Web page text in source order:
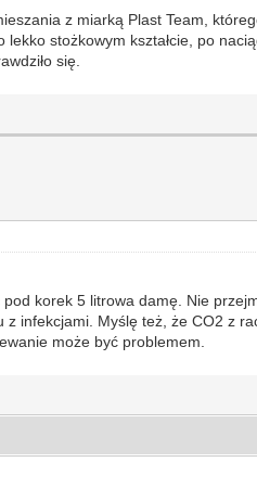
z miarką Plast Team,
stożkowym kształcie, po
się.
korek 5 litrowa damę. Nie
infekcjami. Myślę też, że CO2 z
może być problemem.